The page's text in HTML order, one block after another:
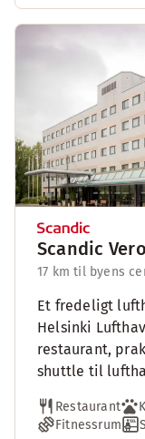
Scandic
17 km til byens
Et fredeligt
Helsinki
restaurant,
shuttle til
Restaurant
Fitnessrum